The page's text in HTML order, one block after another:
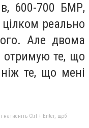
600-700 БМР,
реально
Але двома
те, що
те, що мені
натисніть Ctrl + Enter, щоб